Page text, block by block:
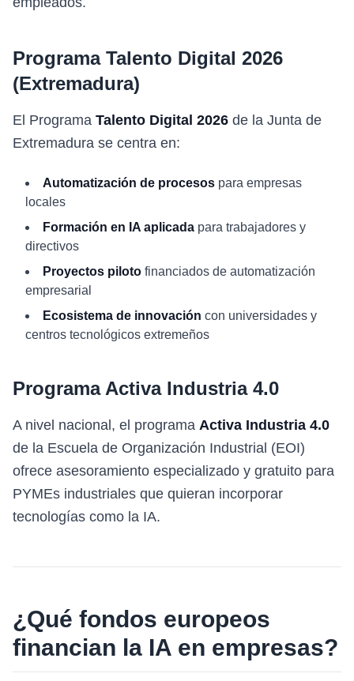
Programa Talento Digital 2026
(Extremadura)
El Programa Talento Digital 2026 de la Junta de
Extremadura se centra en:
Automatización de procesos para empresas
locales
Formación en IA aplicada para trabajadores y
directivos
Proyectos piloto financiados de automatización
empresarial
Ecosistema de innovación con universidades y
centros tecnológicos extremeños
Programa Activa Industria 4.0
A nivel nacional, el programa Activa Industria 4.0
de la Escuela de Organización Industrial (EOI)
ofrece asesoramiento especializado y gratuito para
PYMEs industriales que quieran incorporar
tecnologías como la IA.
¿Qué fondos europeos
financian la IA en empresas?